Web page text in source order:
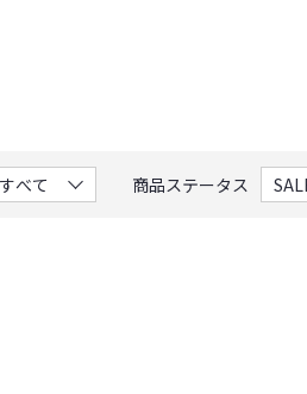
商品ステータス